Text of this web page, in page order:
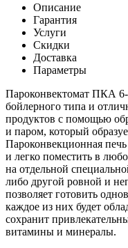
Описание
Гарантия
Услуги
Скидки
Доставка
Параметры
Пароконвектомат ПКА
бойлерного типа и
продуктов с помощью
и паром, который
Пароконвекционная
и легко поместить в
на отдельной
либо другой ровной и
позволяет готовить
каждое из них будет
сохранит
витамины и минералы.